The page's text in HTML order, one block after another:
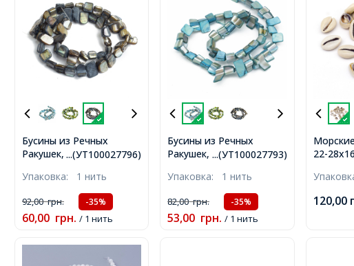
...(УТ100027796)
Бусины из Речных
Ракушек, Серые, 8-
Отверстие 1мм, около
38шт/38см/нить,
Упаковка: 1 нить
92,00грн. -35%
60,00 грн. / 1 нить
...(УТ100027793)
Бусины из Речных
Ракушек, Синий, 8-
Отверстие 1мм, около
38шт/38см/нить
Упаковка: 1 нить
82,00грн. -35%
53,00 грн. / 1 нить
22-
24шт/
120,00